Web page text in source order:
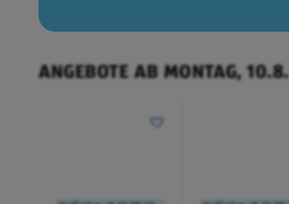
ANGEBOTE AB MONTAG, 10.8.